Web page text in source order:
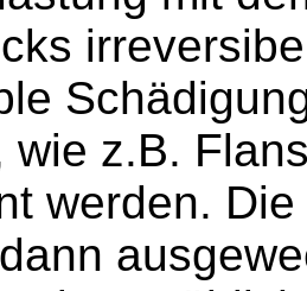
wie z.B.
werden.